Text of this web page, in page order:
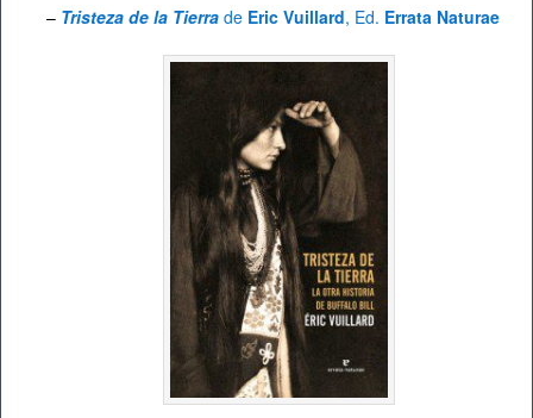
– Tristeza de la Tierra de Eric Vuillard, Ed. Errata Naturae